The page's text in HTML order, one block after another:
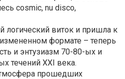
cosmic, nu disco,
логический виток и пришла к
формате – теперь
и энтузиазм 70-80-ых и
течений XXI века.
прошедших